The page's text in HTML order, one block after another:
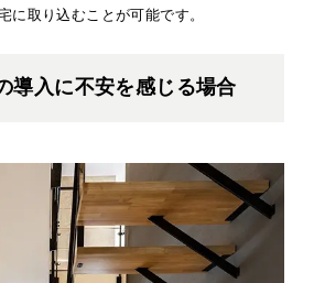
に取り込むことが可能です。
導入に不安を感じる場合